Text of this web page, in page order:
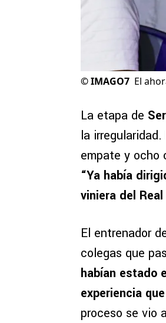
©IMAGO7 El
La etapa de
la irregularidad.
empate y ocho
“Ya había
viniera del
El entrenador
colegas que
habían estado
experiencia
proceso se vio